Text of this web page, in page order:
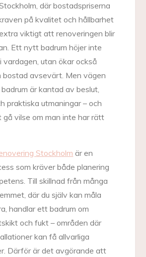
där bostadspriserna
på kvalitet och hållbarhet
viktigt att renoveringen blir
Ett nytt badrum höjer inte
vardagen, utan ökar också
bostad avsevärt. Men vägen
är kantad av beslut,
praktiska utmaningar – och
vilse om man inte har rätt
Stockholm är en
som kräver både planering
Till skillnad från många
där du själv kan måla
handlar ett badrum om
och fukt – områden där
kan få allvarliga
Därför är det avgörande att